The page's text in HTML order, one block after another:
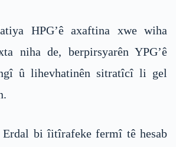
HPG’ê axaftina xwe wiha
niha de, berpirsyarên YPG’ê
û lihevhatinên sitratîcî li gel
Erdal bi îitîrafeke fermî tê hesab